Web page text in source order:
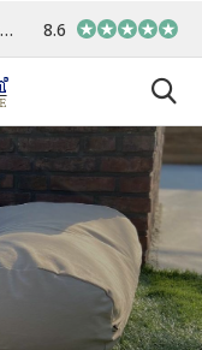
Gratis verzending
8.6